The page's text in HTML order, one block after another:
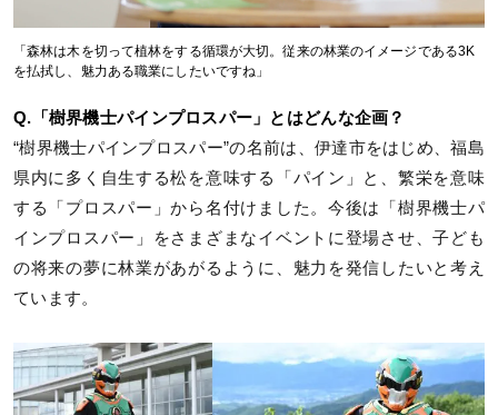
「森林は木を切って植林をする循環が大切。従来の林業のイメージである3K
を払拭し、魅力ある職業にしたいですね」
Q.「樹界機士パインプロスパー」とはどんな企画？
“樹界機士パインプロスパー”の名前は、伊達市をはじめ、福島
県内に多く自生する松を意味する「パイン」と、繁栄を意味
する「プロスパー」から名付けました。今後は「樹界機士パ
インプロスパー」をさまざまなイベントに登場させ、子ども
の将来の夢に林業があがるように、魅力を発信したいと考え
ています。